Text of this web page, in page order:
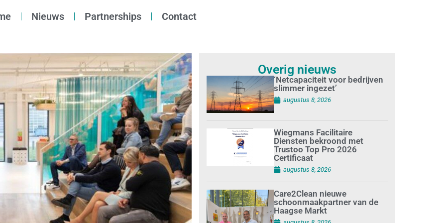
Nieuws Partnerships Contact
Overig nieuws
‘Netcapaciteit voor bedrijven
slimmer ingezet’
augustus 8, 2026
Wiegmans Facilitaire
Diensten bekroond met
Trustoo Top Pro 2026
Certificaat
augustus 8, 2026
Care2Clean nieuwe
schoonmaakpartner van de
Haagse Markt